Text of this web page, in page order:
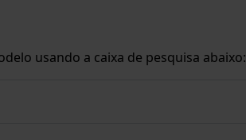
usando a caixa de pesquisa abaixo: